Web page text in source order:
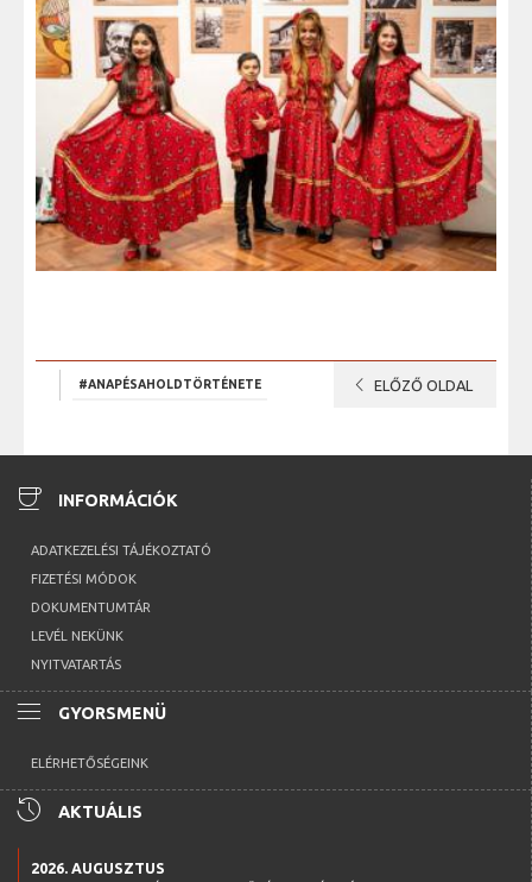
#ANAPÉSAHOLDTÖRTÉNETE chevron_left ELŐZŐ OLDAL
coffee INFORMÁCIÓK
ADATKEZELÉSI TÁJÉKOZTATÓ
FIZETÉSI MÓDOK
DOKUMENTUMTÁR
LEVÉL NEKÜNK
NYITVATARTÁS
menu GYORSMENÜ
ELÉRHETŐSÉGEINK
history AKTUÁLIS
2026. AUGUSZTUS